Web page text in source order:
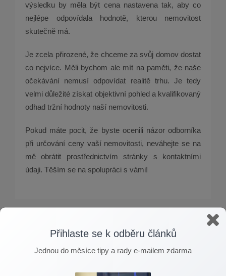
výsledku by měla být cena nastavena tak, aby co
nejlépe odpovídala hodnotě, kterou nemovitost
skutečně má.
Je zcela přirozené, že chceme za svůj domov dostat
co nejvíce. Měli bychom ale mít na paměti, že naše
očekávání nemusí odpovídat realitě trhu. Je tedy
velmi důležité získat objektivní pohled a kvalifikovaný
odhad tržní hodnoty naší nemovitosti.
Pokud máte pocit, že byste ocenili názor odborníka
při určování ceny vaší nemovitosti, neváhejte se na
mě obrátit prostřednictvím stránky s kontaktními
údaji. Těším se na spolupráci s vámi!
Přihlaste se k odběru článků
Přihlaste se k odběru článků
Jednou do měsíce tipy a rady e-mailem zdarma